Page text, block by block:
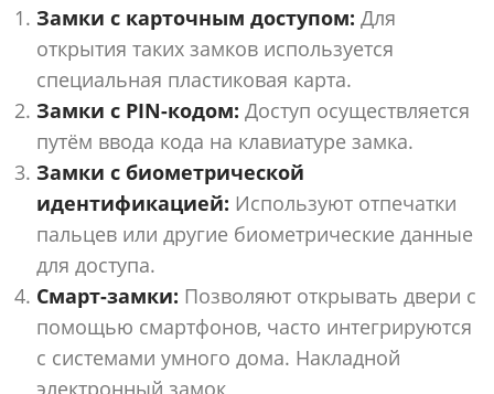
Замки с карточным доступом: Для
открытия таких замков используется
специальная пластиковая карта.
Замки с PIN-кодом: Доступ осуществляется
путём ввода кода на клавиатуре замка.
Замки с биометрической
идентификацией: Используют отпечатки
пальцев или другие биометрические данные
для доступа.
Смарт-замки: Позволяют открывать двери с
помощью смартфонов, часто интегрируются
с системами умного дома. Накладной
электронный замок